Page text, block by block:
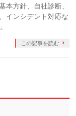
本方針、自社診断、
インシデント対応な
この記事を読む